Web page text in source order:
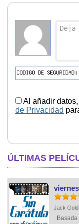
Al añadir
de Privacidad
ÚLTIMAS
Jack